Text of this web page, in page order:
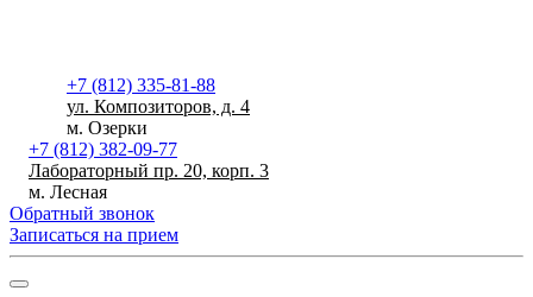
+7 (812) 335-81-88
ул. Композиторов, д. 4
м. Озерки
+7 (812) 382-09-77
Лабораторный пр. 20, корп. 3
м. Лесная
Обратный звонок
Записаться на прием